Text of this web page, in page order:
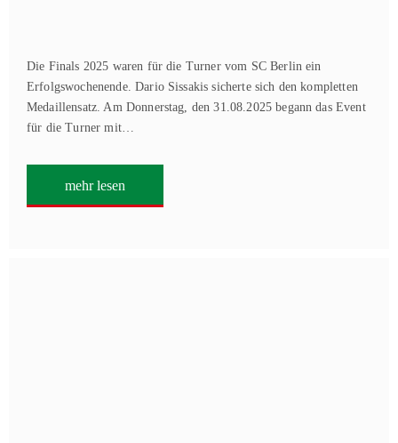
Die Finals 2025 waren für die Turner vom SC Berlin ein
Erfolgswochenende. Dario Sissakis sicherte sich den kompletten
Medaillensatz. Am Donnerstag, den 31.08.2025 begann das Event
für die Turner mit…
mehr lesen